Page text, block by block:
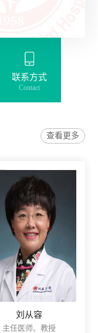
务需求。目前
理、消化病
皮科病理、内分
联系方式
Contact
查看更多
刘从容
主任医师、教授